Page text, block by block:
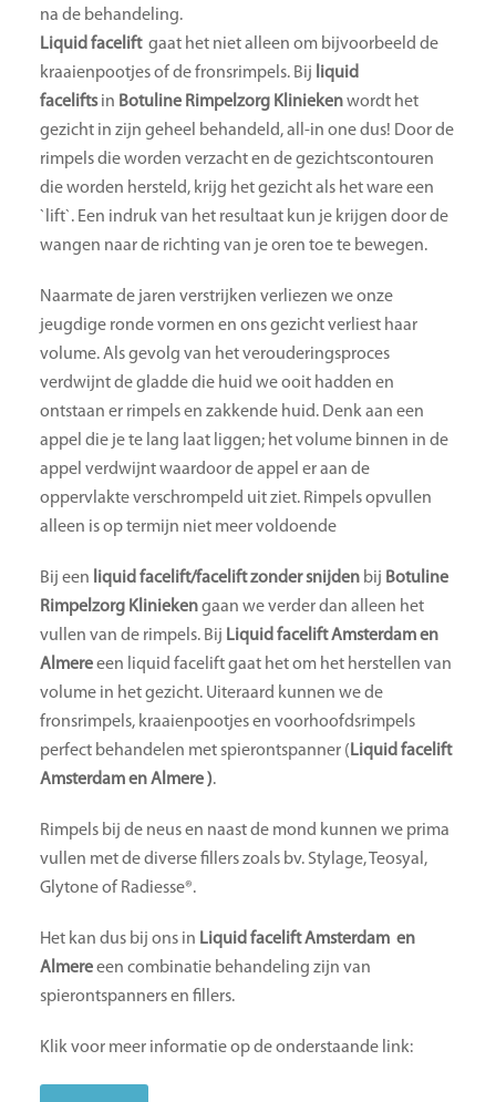
na de behandeling.
Liquid facelift gaat het niet alleen om bijvoorbeeld de
kraaienpootjes of de fronsrimpels. Bij liquid
faceliftsin Botuline Rimpelzorg Kliniekenwordt het
gezicht in zijn geheel behandeld, all-in one dus! Door de
rimpels die worden verzacht en de gezichtscontouren
die worden hersteld, krijg het gezicht als het ware een
`lift`. Een indruk van het resultaat kun je krijgen door de
wangen naar de richting van je oren toe te bewegen.
Naarmate de jaren verstrijken verliezen we onze
jeugdige ronde vormen en ons gezicht verliest haar
volume. Als gevolg van het verouderingsproces
verdwijnt de gladde die huid we ooit hadden en
ontstaan er rimpels en zakkende huid. Denk aan een
appel die je te lang laat liggen; het volume binnen in de
appel verdwijnt waardoor de appel er aan de
oppervlakte verschrompeld uit ziet. Rimpels opvullen
alleen is op termijn niet meer voldoende
Bij een liquid facelift/facelift zonder snijdenbij Botuline
Rimpelzorg Kliniekengaan we verder dan alleen het
vullen van de rimpels. Bij Liquid facelift Amsterdamen
Almereeen liquid facelift gaat het om het herstellen van
volume in het gezicht. Uiteraard kunnen we de
fronsrimpels, kraaienpootjes en voorhoofdsrimpels
perfect behandelen met spierontspanner ( Liquid facelift
Amsterdam en Almere ).
Rimpels bij de neus en naast de mond kunnen we prima
vullen met de diverse fillers zoals bv. Stylage, Teosyal,
Glytone of Radiesse®.
Het kan dus bij ons in Liquid facelift Amsterdam en
Almereeen combinatie behandeling zijn van
spierontspanners en fillers.
Klik voor meer informatie op de onderstaande link: